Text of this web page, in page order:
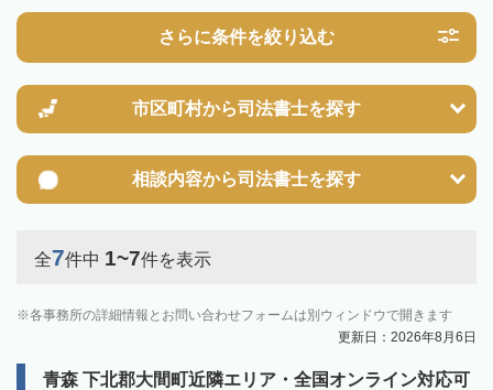
さらに条件を絞り込む
市区町村から司法書士を探す
相談内容から司法書士を探す
全7件中 1~7件を表示
各事務所の詳細情報とお問い合わせフォームは別ウィンドウで開きます
更新日：2026年8月6日
青森 下北郡大間町近隣エリア・全国オンライン対応可